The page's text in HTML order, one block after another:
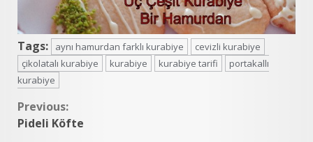
Tags: aynı hamurdan farklı kurabiye
cevizli kurabiye
çikolatalı kurabiye
kurabiye kurabiye tarifi
portakallı
kurabiye
Continue
Previous:
Pideli Köfte